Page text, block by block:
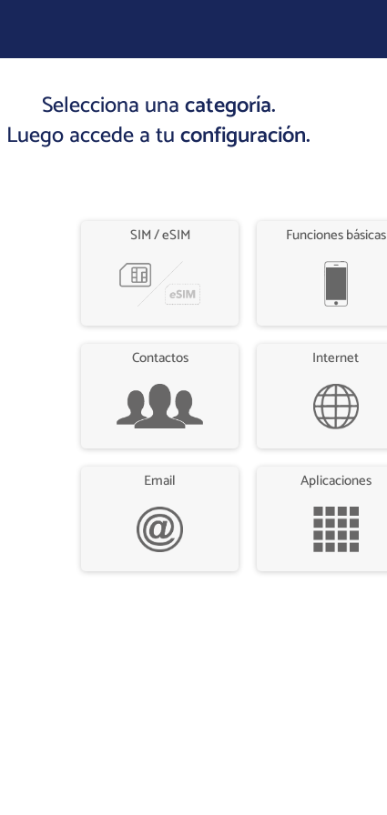
Selecciona unacategoría.
Luego accede a tuconfiguración.
SIM / eSIM Funciones básicas
Contactos Internet
Email Aplicaciones